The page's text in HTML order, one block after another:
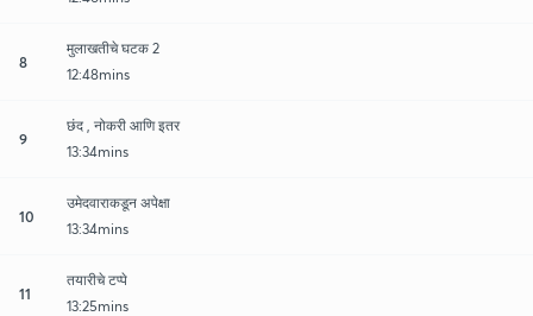
8
मुलाखतीचे घटक 2
12:48mins
9
छंद , नोकरी आणि इतर
13:34mins
10
उमेदवाराकडून अपेक्षा
13:34mins
11
तयारीचे टप्पे
13:25mins